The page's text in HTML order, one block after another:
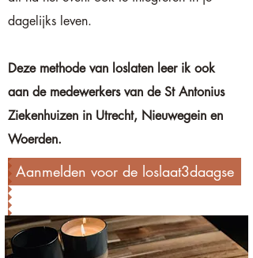
dagelijks leven.
Deze methode van loslaten leer ik ook
aan de medewerkers van de St Antonius
Ziekenhuizen in Utrecht, Nieuwegein en
Woerden.
Aanmelden voor de loslaat3daagse